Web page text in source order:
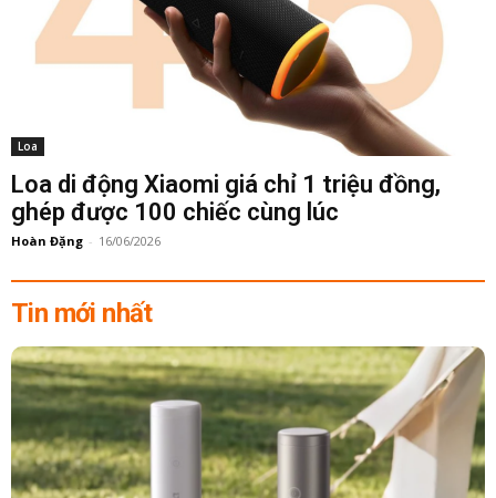
Loa
Loa di động Xiaomi giá chỉ 1 triệu đồng,
ghép được 100 chiếc cùng lúc
Hoàn Đặng - 16/06/2026
Tin mới nhất